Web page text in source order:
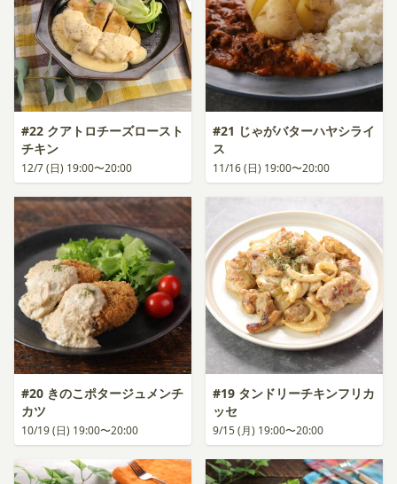
#22 クアトロチーズロースト
チキン
12/7 (日) 19:00〜20:00
#21 じゃがバターハヤシライ
ス
11/16 (日) 19:00〜20:00
#20 きのこポタージュメンチ
カツ
10/19 (日) 19:00〜20:00
#19 タンドリーチキンフリカ
ッセ
9/15 (月) 19:00〜20:00